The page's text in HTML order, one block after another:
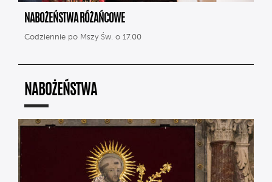
NABOŻEŃSTWA RÓŻAŃCOWE
Codziennie po Mszy Św. o 17.00
NABOŻEŃSTWA